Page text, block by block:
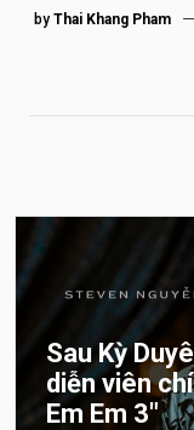
by Thai Khang Pham
Sau Kỳ
diễn viên
Em Em 3″